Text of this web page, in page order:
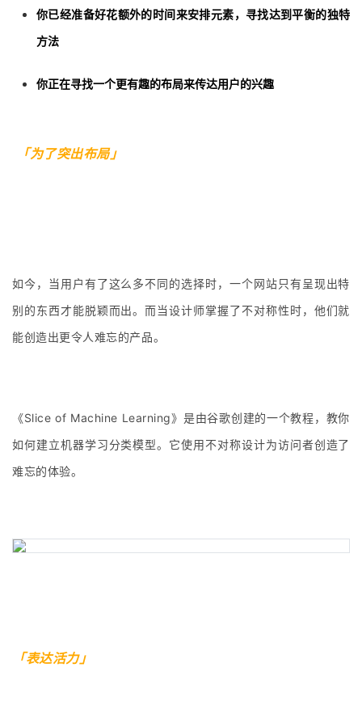
你已经准备好花额外的时间来安排元素，寻找达到平衡的独特
方法
你正在寻找一个更有趣的布局来传达用户的兴趣
「为了突出布局」
如今，当用户有了这么多不同的选择时，一个网站只有呈现出特
别的东西才能脱颖而出。而当设计师掌握了不对称性时，他们就
能创造出更令人难忘的产品。
《Slice of Machine Learning》是由谷歌创建的一个教程，教你
如何建立机器学习分类模型。它使用不对称设计为访问者创造了
难忘的体验。
「表达活力」